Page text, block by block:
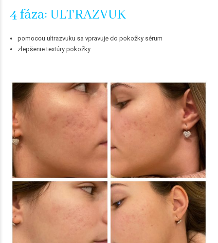
4 fáza: ULTRAZVUK
pomocou ultrazvuku sa vpravuje do pokožky sérum
zlepšenie textúry pokožky